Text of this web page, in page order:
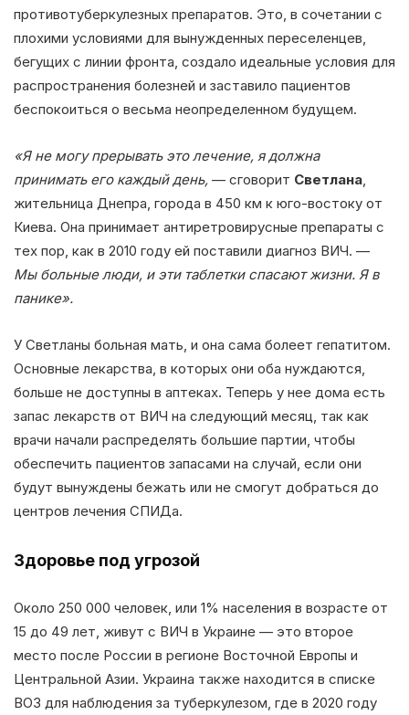
противотуберкулезных препаратов. Это, в сочетании с
плохими условиями для вынужденных переселенцев,
бегущих с линии фронта, создало идеальные условия для
распространения болезней и заставило пациентов
беспокоиться о весьма неопределенном будущем.
«Я не могу прерывать это лечение, я должна
принимать его каждый день, — сговорит Светлана
жительница Днепра, города в 450 км к юго-востоку от
Киева. Она принимает антиретровирусные препараты с
тех пор, как в 2010 году ей поставили диагноз ВИЧ. —
Мы больные люди, и эти таблетки спасают жизни. Я в
панике».
У Светланы больная мать, и она сама болеет гепатитом.
Основные лекарства, в которых они оба нуждаются,
больше не доступны в аптеках. Теперь у нее дома есть
запас лекарств от ВИЧ на следующий месяц, так как
врачи начали распределять большие партии, чтобы
обеспечить пациентов запасами на случай, если они
будут вынуждены бежать или не смогут добраться до
центров лечения СПИДа.
Здоровье под угрозой
Около 250 000 человек, или 1% населения в возрасте от
15 до 49 лет, живут с ВИЧ в Украине — это второе
место после России в регионе Восточной Европы и
Центральной Азии. Украина также находится в списке
ВОЗ для наблюдения за туберкулезом, где в 2020 году